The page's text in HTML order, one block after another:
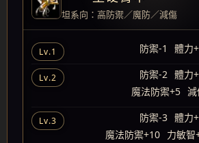
坦系向：高防禦／魔防／減傷
Lv.1 防禦-1 體力
Lv.2 防禦-2 體力
魔法防禦+5 減
Lv.3 防禦-3 體力
魔法防禦+10 力敏智